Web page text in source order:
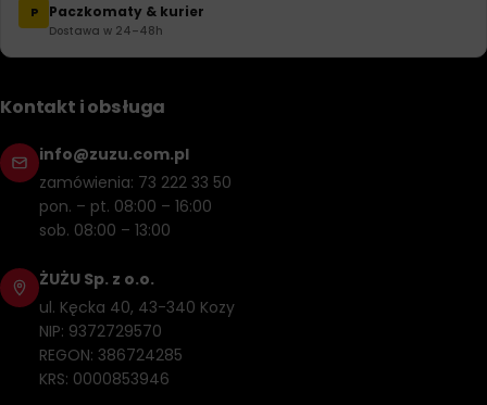
P Paczkomaty & kurier
Dostawa w 24–48h
Kontakt i obsługa
info@zuzu.com.pl
zamówienia: 73 222 33 50
pon. – pt. 08:00 – 16:00
sob. 08:00 – 13:00
ŻUŻU Sp. z o.o.
ul. Kęcka 40, 43-340 Kozy
NIP: 9372729570
REGON: 386724285
KRS: 0000853946